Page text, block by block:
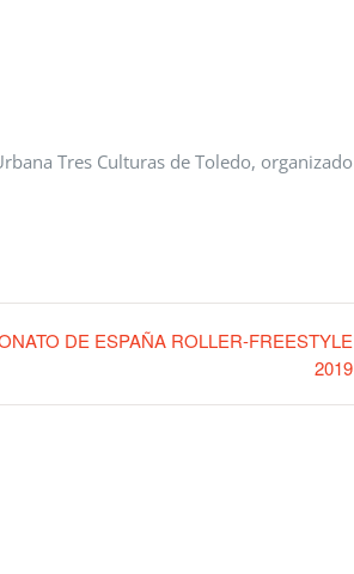
Tres Culturas de Toledo, organizado
DE ESPAÑA ROLLER-FREESTYLE
2019